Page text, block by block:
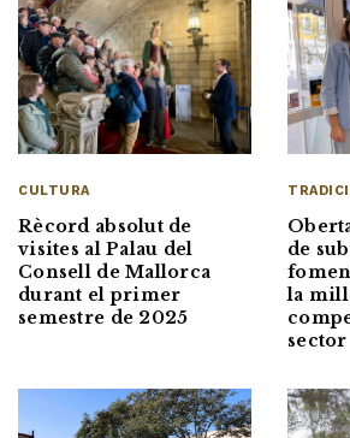
CULTURA
Rècord absolut de
visites al Palau del
Consell de Mallorca
durant el primer
semestre de 2025
de
la
sector